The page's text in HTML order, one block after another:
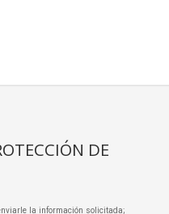
DE
la información solicitada;